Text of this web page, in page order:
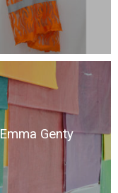
Emma Genty